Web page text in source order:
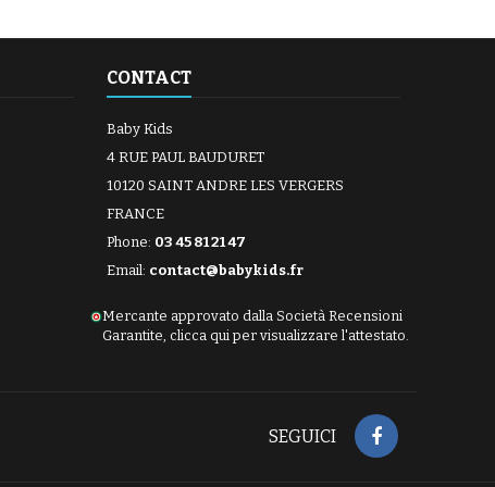
CONTACT
Baby Kids
4 RUE PAUL BAUDURET
10120 SAINT ANDRE LES VERGERS
FRANCE
Phone: 03 45 81 21 47
Email: contact@babykids.fr
Mercante approvato dalla Società Recensioni
Garantite, clicca qui per visualizzare l'attestato
SEGUICI